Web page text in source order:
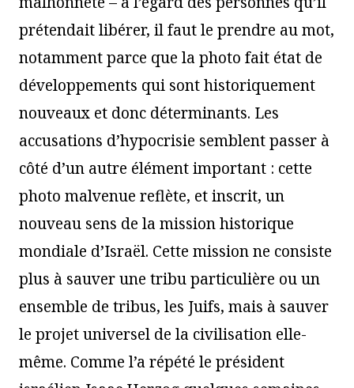
prétendait libérer, il faut le prendre au mot,
notamment parce que la photo fait état de
développements qui sont historiquement
nouveaux et donc déterminants. Les
accusations d’hypocrisie semblent passer à
côté d’un autre élément important : cette
photo malvenue reflète, et inscrit, un
nouveau sens de la mission historique
mondiale d’Israël. Cette mission ne consiste
plus à sauver une tribu particulière ou un
ensemble de tribus, les Juifs, mais à sauver
le projet universel de la civilisation elle-
même. Comme l’a répété le président